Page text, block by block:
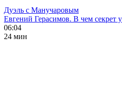
Дуэль с Манучаровым
Евгений Герасимов. В чем секрет
06:04
24 мин